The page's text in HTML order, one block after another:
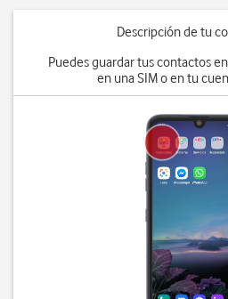
Descripción de tu
Puedes guardar tus contactos
en una SIM o en tu